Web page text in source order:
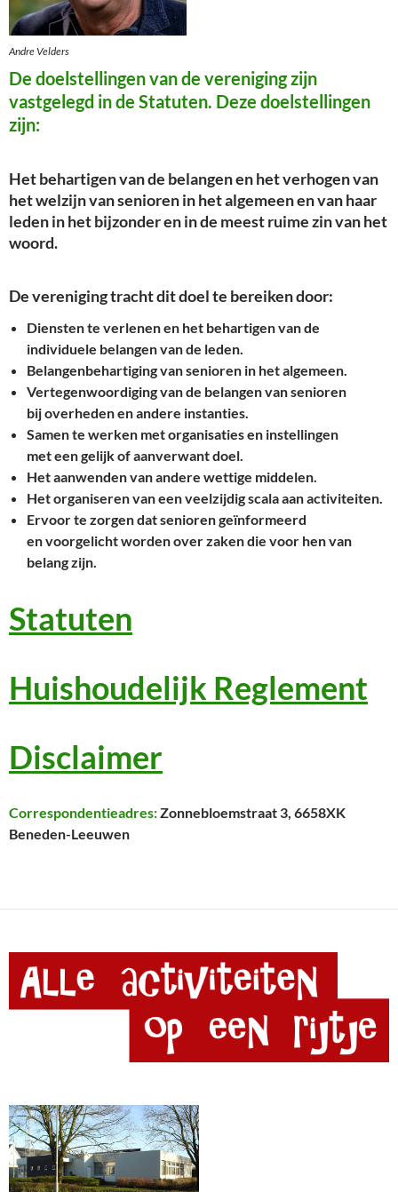
Andre Velders
De doelstellingen van de vereniging zijn
vastgelegd in de Statuten. Deze doelstellingen
zijn:
Het behartigen van de belangen en het verhogen van
het welzijn van senioren in het algemeen en van haar
leden in het bijzonder en in de meest ruime zin van het
woord.
De vereniging tracht dit doel te bereiken door:
Diensten te verlenen en het behartigen van de
individuele belangen van de leden.
Belangenbehartiging van senioren in het algemeen.
Vertegenwoordiging van de belangen van senioren
bij overheden en andere instanties.
Samen te werken met organisaties en instellingen
met een gelijk of aanverwant doel.
Het aanwenden van andere wettige middelen.
Het organiseren van een veelzijdig scala aan activiteiten.
Ervoor te zorgen dat senioren geïnformeerd
en voorgelicht worden over zaken die voor hen van
belang zijn.
Statuten
Huishoudelijk Reglement
Disclaimer
Correspondentieadres:Zonnebloemstraat 3, 6658XK
Beneden-Leeuwen